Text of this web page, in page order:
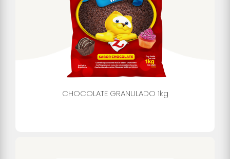
CHOCOLATE GRANULADO 1kg